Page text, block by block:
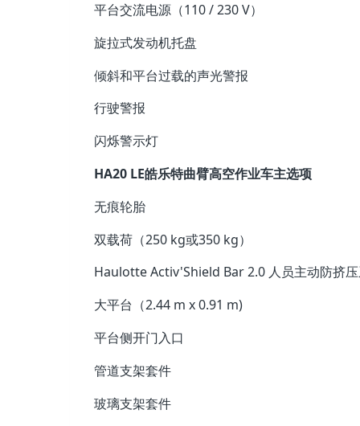
平台交流电源（110 / 230 V）
旋拉式发动机托盘
倾斜和平台过载的声光警报
行驶警报
闪烁警示灯
HA20 LE皓乐特曲臂高空作业车主选项
无痕轮胎
双载荷（250 kg或350 kg）
Haulotte Activ'Shield Bar 2.0 人员主动防挤
大平台（2.44 m x 0.91 m)
平台侧开门入口
管道支架套件
玻璃支架套件